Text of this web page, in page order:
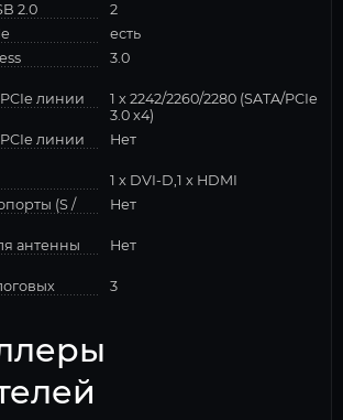
2.0
2
есть
3.0
линии
1 x 2242/2260/2280 (SATA/PCIe
3.0 x4)
линии
Нет
1 x DVI-D,1 x HDMI
(S /
Нет
антенны
Нет
3